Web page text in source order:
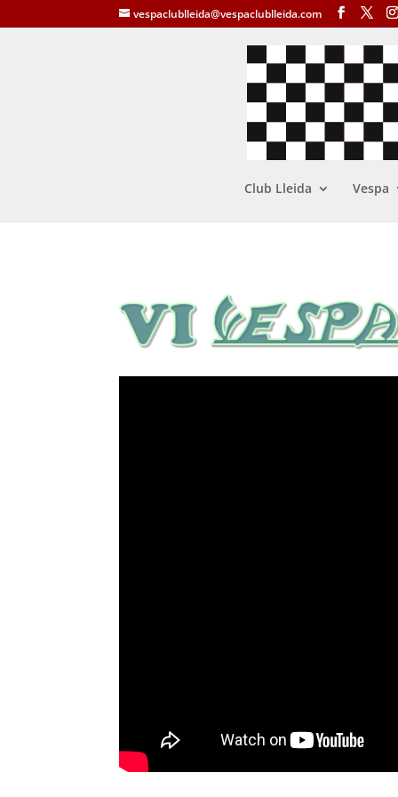
vespaclublleida@vespaclublleida.com
Club Lleida Vespa